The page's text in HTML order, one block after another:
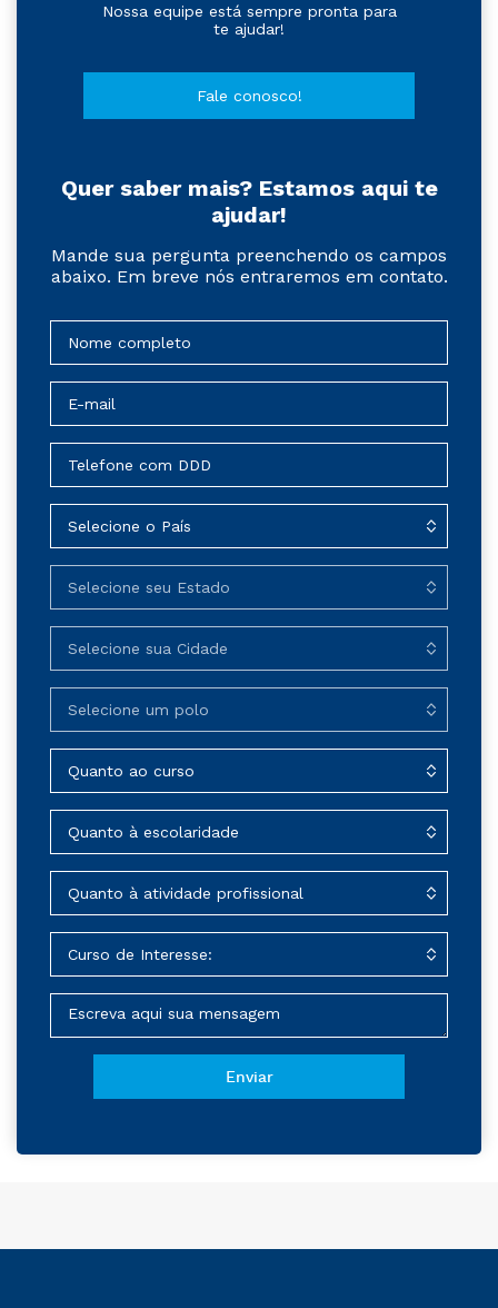
Nossa equipe está sempre pronta para
te ajudar!
Fale conosco!
Quer saber mais? Estamos aqui te
ajudar!
Mande sua pergunta preenchendo os campos
abaixo. Em breve nós entraremos em contato.